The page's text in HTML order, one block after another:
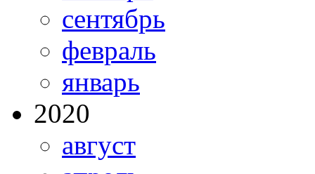
сентябрь
февраль
январь
2020
август